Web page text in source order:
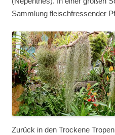
Sammlung fleischfressender
Zurück in den Trockene